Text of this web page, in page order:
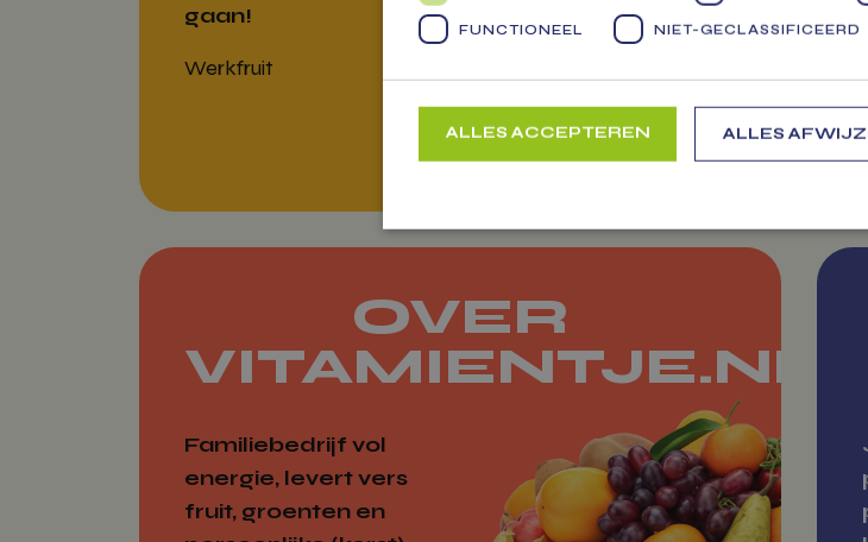
gaan!
Werkfruit
OVER
VITAMIENTJE.NL
Familiebedrijf vol
energie, levert vers
fruit, groenten en
FUNCTIONEEL NIET-GECLASSIFICEERD
ALLES ACCEPTEREN ALLES
Targeting
Strikt noodzakelijke cookies maken de kernfunctionaliteiten van de
accountbeheer. De website kan niet goed worden gebruikt zonder de strikt
Naam